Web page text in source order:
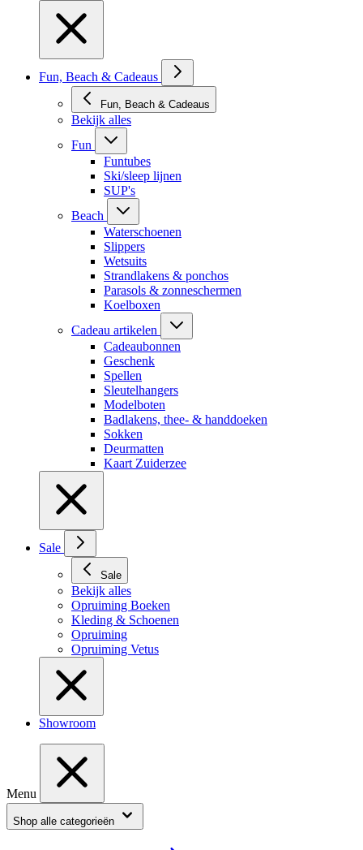
Fun, Beach & Cadeaus
Fun, Beach & Cadeaus
Bekijk alles
Fun
Funtubes
Ski/sleep lijnen
SUP's
Beach
Waterschoenen
Slippers
Wetsuits
Strandlakens & ponchos
Parasols & zonneschermen
Koelboxen
Cadeau artikelen
Cadeaubonnen
Geschenk
Spellen
Sleutelhangers
Modelboten
Badlakens, thee- & handdoeken
Sokken
Deurmatten
Kaart Zuiderzee
Sale
Sale
Bekijk alles
Opruiming Boeken
Kleding & Schoenen
Opruiming
Opruiming Vetus
Showroom
Menu
Shop alle categorieën